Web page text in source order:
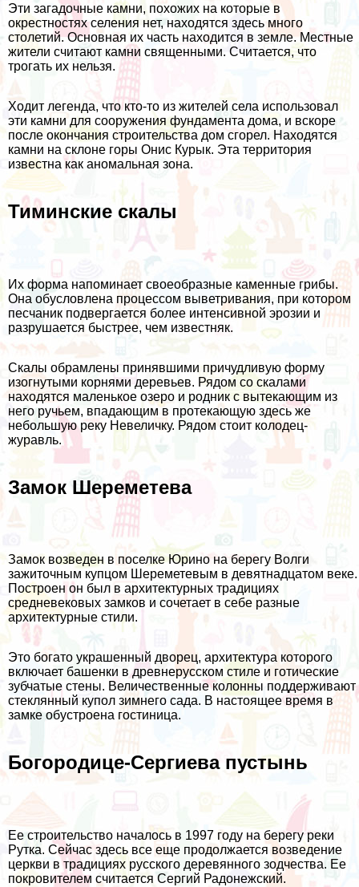
Эти загадочные камни, похожих на которые в
окрестностях селения нет, находятся здесь много
столетий. Основная их часть находится в земле. Местные
жители считают камни священными. Считается, что
трогать их нельзя.
Ходит легенда, что кто-то из жителей села использовал
эти камни для сооружения фундамента дома, и вскоре
после окончания строительства дом сгорел. Находятся
камни на склоне горы Онис Курык. Эта территория
известна как аномальная зона.
Тиминские скалы
Их форма напоминает своеобразные каменные грибы.
Она обусловлена процессом выветривания, при котором
песчаник подвергается более интенсивной эрозии и
разрушается быстрее, чем известняк.
Скалы обрамлены принявшими причудливую форму
изогнутыми корнями деревьев. Рядом со скалами
находятся маленькое озеро и родник с вытекающим из
него ручьем, впадающим в протекающую здесь же
небольшую реку Невеличку. Рядом стоит колодец-
журавль.
Замок Шереметева
Замок возведен в поселке Юрино на берегу Волги
зажиточным купцом Шереметевым в девятнадцатом веке.
Построен он был в архитектурных традициях
средневековых замков и сочетает в себе разные
архитектурные стили.
Это богато украшенный дворец, архитектура которого
включает башенки в древнерусском стиле и готические
зубчатые стены. Величественные колонны поддерживают
стеклянный купол зимнего сада. В настоящее время в
замке обустроена гостиница.
Богородице-Сергиева пустынь
Ее строительство началось в 1997 году на берегу реки
Рутка. Сейчас здесь все еще продолжается возведение
церкви в традициях русского деревянного зодчества. Ее
покровителем считается Сергий Радонежский.